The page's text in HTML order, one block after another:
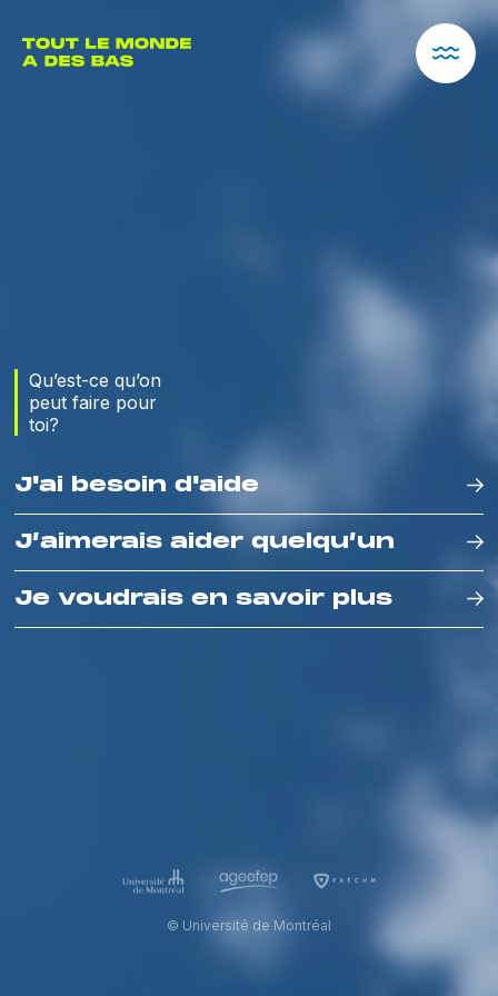
Qu’est-ce qu’on
peut faire pour
toi?
J'ai besoin d'aide
J’aimerais aider quelqu’un
Je voudrais en savoir plus
© Université de Montréal